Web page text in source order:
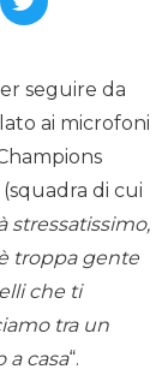
seguire da
ai microfoni
(squadra di cui
stressatissimo,
troppa gente
che ti
tra un
a casa“.